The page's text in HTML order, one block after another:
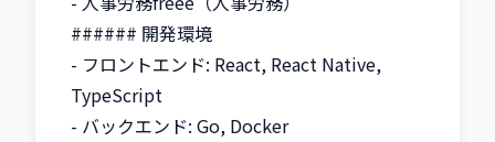
###### 開発環境
- フロントエンド: React, React Native,
TypeScript
- バックエンド: Go, Docker